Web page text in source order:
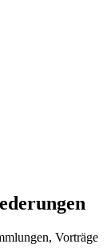
Vorträge